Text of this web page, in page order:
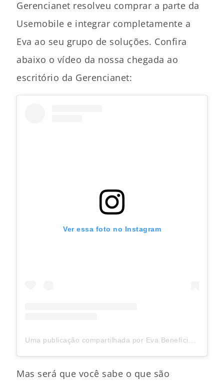
Gerencianet resolveu comprar a parte da
Usemobile e integrar completamente a
Eva ao seu grupo de soluções. Confira
abaixo o vídeo da nossa chegada ao
escritório da Gerencianet:
Ver essa foto no Instagram
Mas será que você sabe o que são